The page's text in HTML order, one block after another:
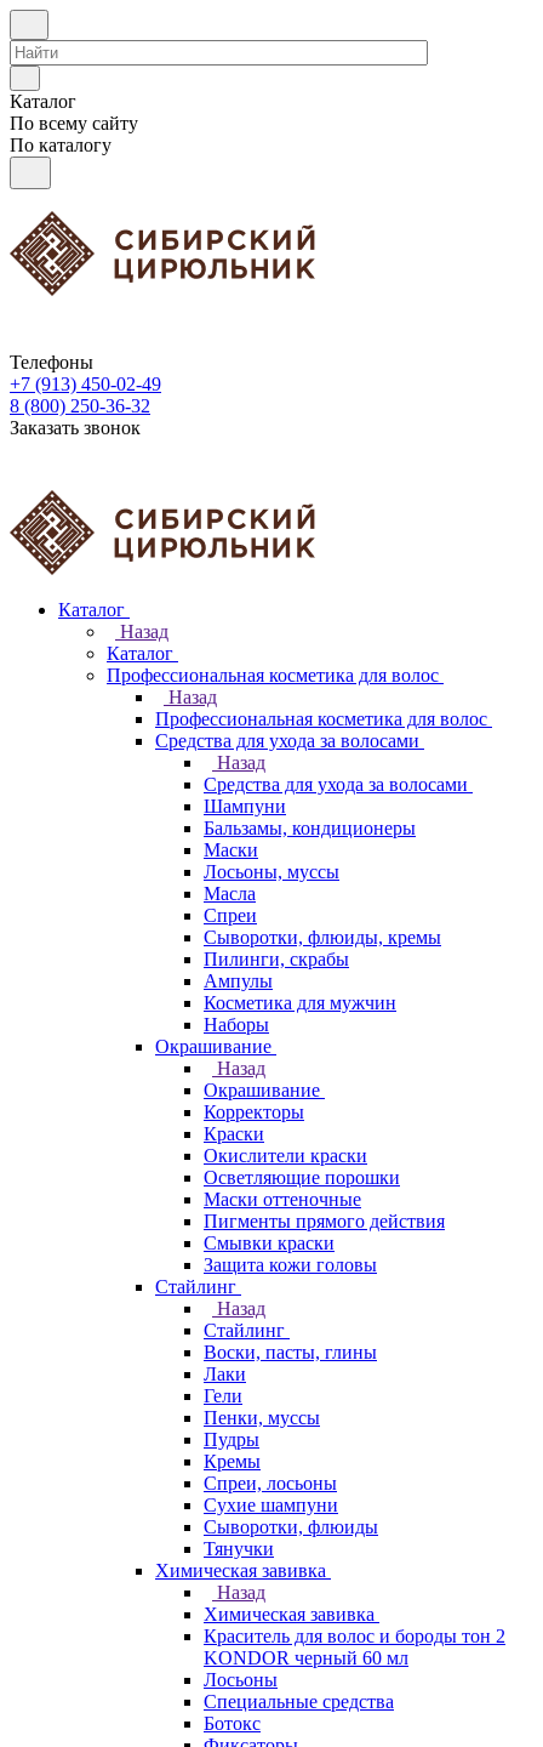
Каталог
По всему сайту
По каталогу
Телефоны
+7 (913) 450-02-49
8 (800) 250-36-32
Заказать звонок
Каталог
Назад
Каталог
Профессиональная косметика для волос
Назад
Профессиональная косметика для волос
Средства для ухода за волосами
Назад
Средства для ухода за волосами
Шампуни
Бальзамы, кондиционеры
Маски
Лосьоны, муссы
Масла
Спреи
Сыворотки, флюиды, кремы
Пилинги, скрабы
Ампулы
Косметика для мужчин
Наборы
Окрашивание
Назад
Окрашивание
Корректоры
Краски
Окислители краски
Осветляющие порошки
Маски оттеночные
Пигменты прямого действия
Смывки краски
Защита кожи головы
Стайлинг
Назад
Стайлинг
Воски, пасты, глины
Лаки
Гели
Пенки, муссы
Пудры
Кремы
Спреи, лосьоны
Сухие шампуни
Сыворотки, флюиды
Тянучки
Химическая завивка
Назад
Химическая завивка
Краситель для волос и бороды тон 2
KONDOR черный 60 мл
Лосьоны
Специальные средства
Ботокс